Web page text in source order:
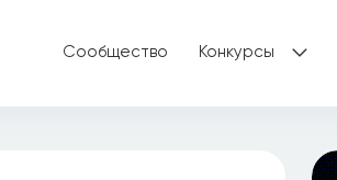
Сообщество Конкурсы